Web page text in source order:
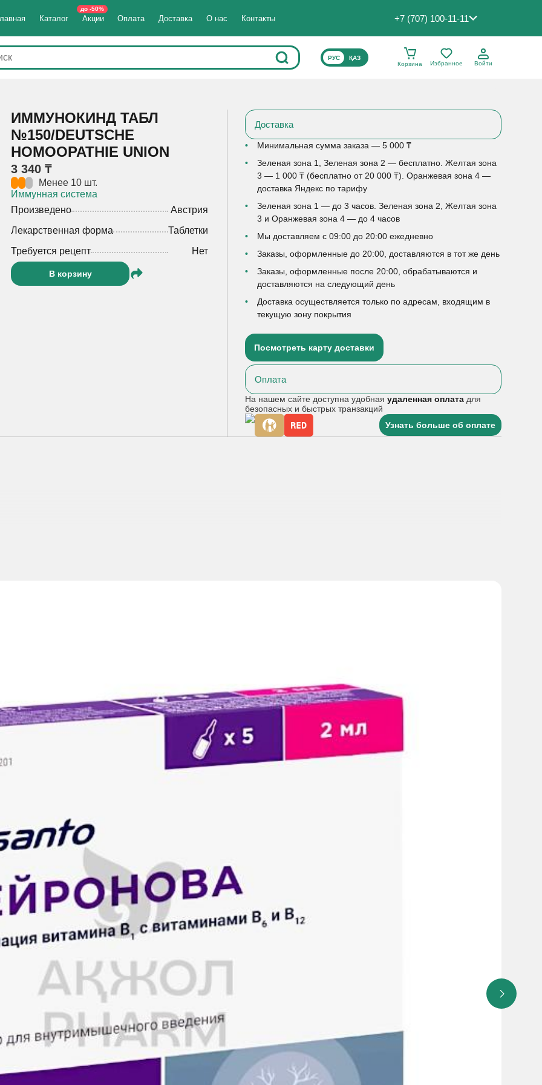
Каталог Акции
до -50%
Оплата Доставка О нас Контакты +7 (707) 100-11-11
ВЫБЕРИТЕ ЯЗЫК САЙТА
РУС
ҚАЗ
Корзина
Избранное Войти
ИММУНОКИНД ТАБЛ
№150/DEUTSCHE
HOMOOPATHIE UNION
3 340 ₸
Менее 10 шт.
Иммунная система
Произведено
Австрия
Лекарственная форма
Таблетки
Требуется рецепт
Нет
В корзину
Доставка
Минимальная сумма заказа — 5 000 ₸
Зеленая зона 1, Зеленая зона 2 — бесплатно. Желтая зона
3 — 1 000 ₸ (бесплатно от 20 000 ₸). Оранжевая зона 4 —
доставка Яндекс по тарифу
Зеленая зона 1 — до 3 часов. Зеленая зона 2, Желтая зона
3 и Оранжевая зона 4 — до 4 часов
Мы доставляем с 09:00 до 20:00 ежедневно
Заказы, оформленные до 20:00, доставляются в тот же день
Заказы, оформленные после 20:00, обрабатываются и
доставляются на следующий день
Доставка осуществляется только по адресам, входящим в
текущую зону покрытия
Посмотреть карту доставки
Оплата
На нашем сайте доступна удобнаяудаленная оплата для
безопасных и быстрых транзакций
Узнать больше об оплате
тальк,